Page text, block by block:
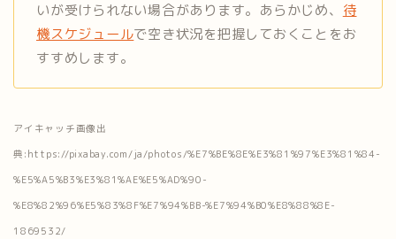
いが受けられない場合があります。あらかじめ、 待
機スケジュールで空き状況を把握しておくことをお
すすめします。
アイキャッチ画像出
典:https://pixabay.com/ja/photos/%E7%BE%8E%E3%81%97%E3%81%84-
%E5%A5%B3%E3%81%AE%E5%AD%90-
%E8%82%96%E5%83%8F%E7%94%BB-%E7%94%B0%E8%88%8E-
1869532/